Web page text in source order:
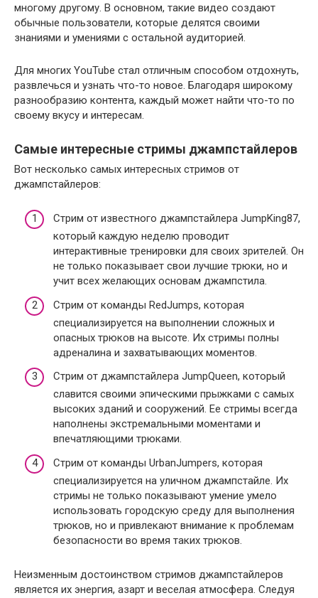
многому другому. В основном, такие видео создают
обычные пользователи, которые делятся своими
знаниями и умениями с остальной аудиторией.
Для многих YouTube стал отличным способом отдохнуть,
развлечься и узнать что-то новое. Благодаря широкому
разнообразию контента, каждый может найти что-то по
своему вкусу и интересам.
Самые интересные стримы джампстайлеров
Вот несколько самых интересных стримов от
джампстайлеров:
Стрим от известного джампстайлера JumpKing87,
который каждую неделю проводит
интерактивные тренировки для своих зрителей. Он
не только показывает свои лучшие трюки, но и
учит всех желающих основам джампстила.
Стрим от команды RedJumps, которая
специализируется на выполнении сложных и
опасных трюков на высоте. Их стримы полны
адреналина и захватывающих моментов.
Стрим от джампстайлера JumpQueen, который
славится своими эпическими прыжками с самых
высоких зданий и сооружений. Ее стримы всегда
наполнены экстремальными моментами и
впечатляющими трюками.
Стрим от команды UrbanJumpers, которая
специализируется на уличном джампстайле. Их
стримы не только показывают умение умело
использовать городскую среду для выполнения
трюков, но и привлекают внимание к проблемам
безопасности во время таких трюков.
Неизменным достоинством стримов джампстайлеров
является их энергия, азарт и веселая атмосфера. Следуя